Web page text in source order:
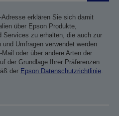
erklären Sie sich damit
über Epson Produkte,
Services zu erhalten, die auch zur
Umfragen verwendet werden
oder über andere Arten der
der Grundlage Ihrer Präferenzen
der Epson Datenschutzrichtlinie.